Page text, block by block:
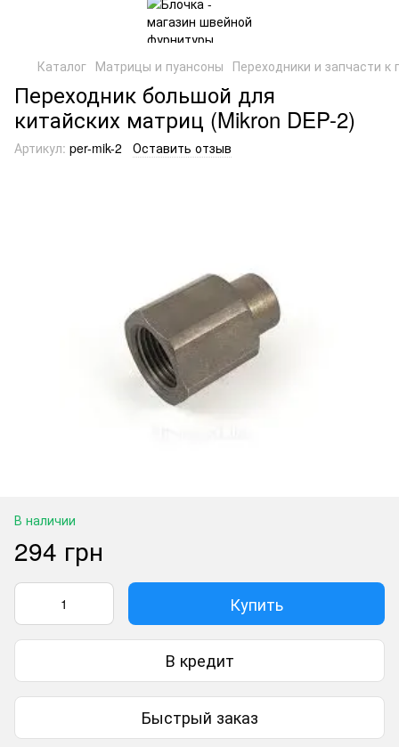
Каталог Матрицы и пуансоны Переходники и запчасти к
Переходник большой для
китайских матриц (Mikron DEP-2)
Артикул: per-mik-2 Оставить отзыв
В наличии
294 грн
Купить
В кредит
Быстрый заказ